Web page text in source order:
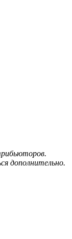
дополнительно.